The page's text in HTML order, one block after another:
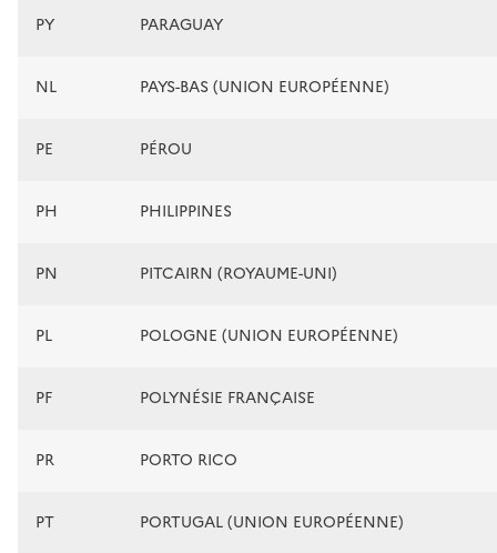
PY PARAGUAY
NL PAYS-BAS (UNION EUROPÉENNE)
PE PÉROU
PH PHILIPPINES
PN PITCAIRN (ROYAUME-UNI)
PL POLOGNE (UNION EUROPÉENNE)
PF POLYNÉSIE FRANÇAISE
PR PORTO RICO
PT PORTUGAL (UNION EUROPÉENNE)